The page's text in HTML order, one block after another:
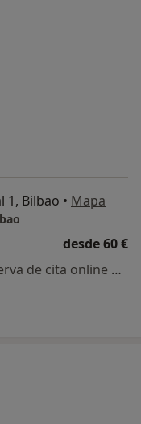
1, Bilbao • Mapa
desde 60 €
Este especialista no ofrece reserva de cita online en esta dirección.
app